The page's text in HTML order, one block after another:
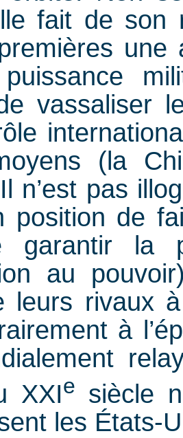
fait de
une
vassaliser
(la
l n’est pas
position de
garantir la
au
leurs rivaux
à
XXIe siècle
les États-